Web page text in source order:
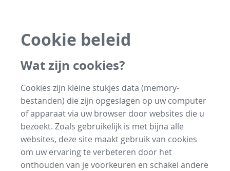
Cookie beleid
Wat zijn cookies?
Cookies zijn kleine stukjes data (memory-
bestanden) die zijn opgeslagen op uw computer
of apparaat via uw browser door websites die u
bezoekt. Zoals gebruikelijk is met bijna alle
websites, deze site maakt gebruik van cookies
om uw ervaring te verbeteren door het
onthouden van je voorkeuren en schakel andere